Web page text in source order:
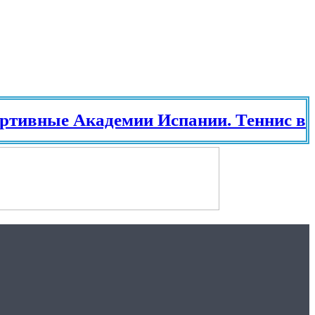
Академии Испании. Теннис в